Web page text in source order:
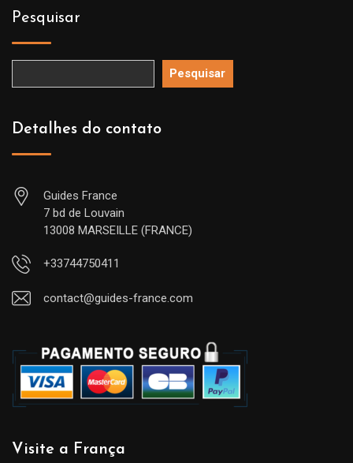
Pesquisar
Pesquisar
Detalhes do contato
Guides France
7 bd de Louvain
13008 MARSEILLE (FRANCE)
+33744750411
contact@guides-france.com
Visite a França